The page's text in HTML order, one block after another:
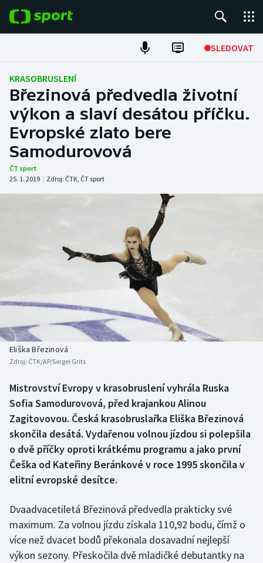
SLEDOVAT
Fotbal
Hokej
Tenis
Atletika
Americký fotbal
Basketbal
Biatlon
Boby a skeleton
Box
Curling
Dostihy
Florbal
Golf
Gymnastika
NEPŘEHLÉDNĚTE
Historické návraty
Aplikace ČT sport
AZ kvíz
KRASOBRUSLENÍ
Březinová předvedla životní
výkon a slaví desátou příčku.
Evropské zlato bere
Samodurovová
ČT sport
25. 1. 2019 | Zdroj: ČTK, ČT sport
Eliška Březinová
Zdroj: ČTK/AP/Sergei Grits
Mistrovství Evropy v krasobruslení vyhrála Ruska
Sofia Samodurovová, před krajankou Alinou
Zagitovovou. Česká krasobruslařka Eliška Březinová
skončila desátá. Vydařenou volnou jízdou si polepšila
o dvě příčky oproti krátkému programu a jako první
Češka od Kateřiny Beránkové v roce 1995 skončila v
elitní evropské desítce.
Dvaadvacetiletá Březinová předvedla prakticky své
maximum. Za volnou jízdu získala 110,92 bodu, čímž o
více než dvacet bodů překonala dosavadní nejlepší
výkon sezony. Přeskočila dvě mladičké debutantky na